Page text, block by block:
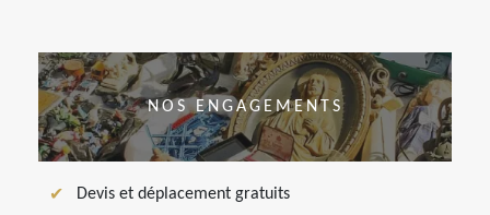
NOS ENGAGEMENTS
Devis et déplacement gratuits